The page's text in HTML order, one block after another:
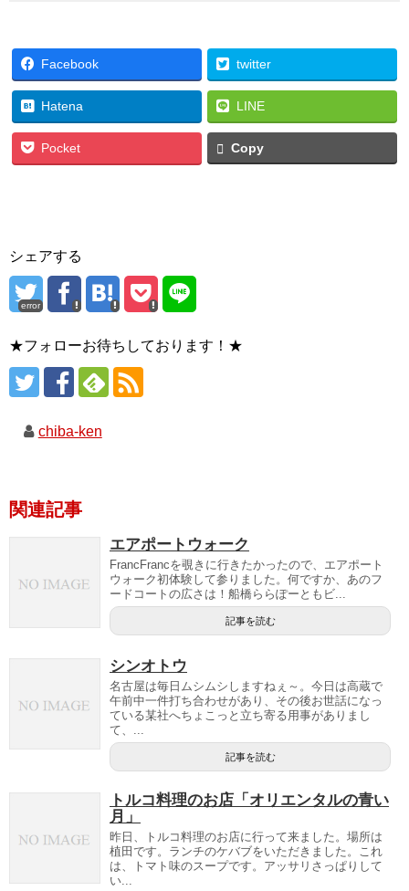
Facebook twitter
Hatena LINE
Pocket Copy
シェアする
error
★フォローお待ちしております！★
chiba-ken
関連記事
エアポートウォーク
FrancFrancを覗きに行きたかったので、エアポート
ウォーク初体験して参りました。何ですか、あのフ
ードコートの広さは！船橋ららぽーともビ...
記事を読む
シンオトウ
名古屋は毎日ムシムシしますねぇ～。今日は高蔵で
午前中一件打ち合わせがあり、その後お世話になっ
ている某社へちょこっと立ち寄る用事がありまし
て、...
記事を読む
トルコ料理のお店「オリエンタルの青い
月」
昨日、トルコ料理のお店に行って来ました。場所は
植田です。ランチのケバブをいただきました。これ
は、トマト味のスープです。アッサリさっぱりして
い...